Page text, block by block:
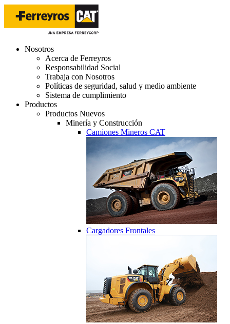
Nosotros
Acerca de Ferreyros
Responsabilidad Social
Trabaja con Nosotros
Políticas de seguridad, salud y medio ambiente
Sistema de cumplimiento
Productos
Productos Nuevos
Minería y Construcción
Camiones Mineros CAT
Cargadores Frontales